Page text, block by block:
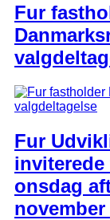
Fur
Fur
onsdag